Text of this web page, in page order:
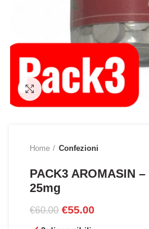
Click to enlarge
Home Confezioni
PACK3 AROMASIN
25mg
€60.00 Il
€55.00Il